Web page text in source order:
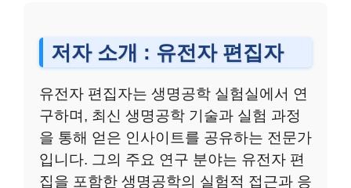
저자 소개 : 유전자 편집자
유전자 편집자는 생명공학 실험실에서 연
구하며, 최신 생명공학 기술과 실험 과정
을 통해 얻은 인사이트를 공유하는 전문가
입니다. 그의 주요 연구 분야는 유전자 편
집을 포함한 생명공학의 실험적 접근과 응